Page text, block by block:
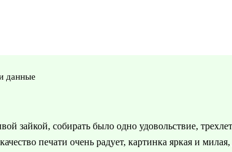
данные
зайкой, собирать было одно удовольствие,
печати очень радует, картинка яркая и